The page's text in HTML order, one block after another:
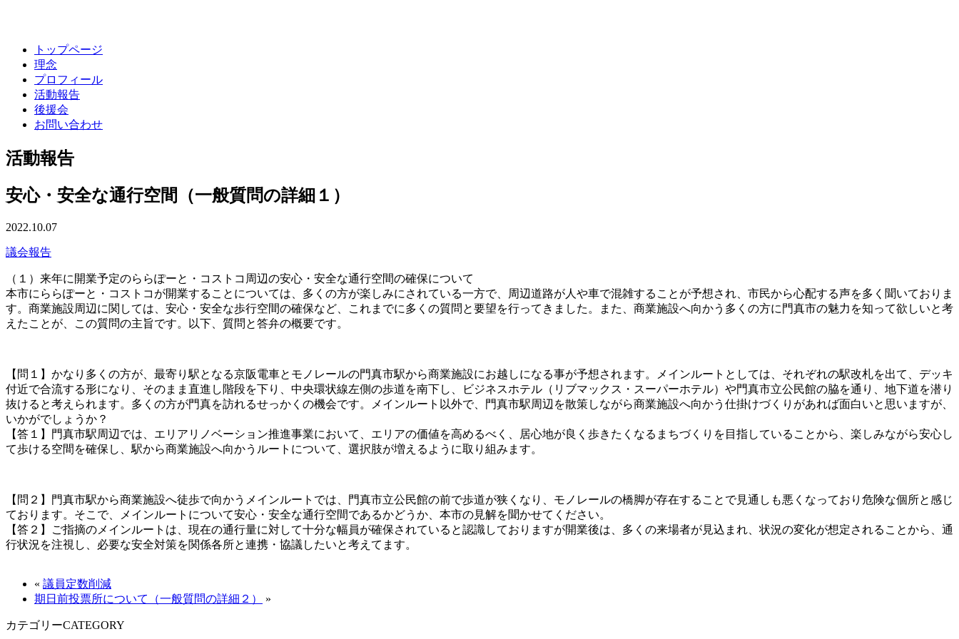
トップページ
理念
プロフィール
活動報告
後援会
お問い合わせ
活動報告
安心・安全な通行空間（一般質問の詳細１）
2022.10.07
議会報告
（１）来年に開業予定のららぽーと・コストコ周辺の安心・安全な通行空間の確保について
本市にららぽーと・コストコが開業することについては、多くの方が楽しみにされている一方で、周辺道路が人や車で混雑することが予想され、市民から心配する声を多く聞いておりま
す。商業施設周辺に関しては、安心・安全な歩行空間の確保など、これまでに多くの質問と要望を行ってきました。また、商業施設へ向かう多くの方に門真市の魅力を知って欲しいと考
えたことが、この質問の主旨です。以下、質問と答弁の概要です。
【問１】かなり多くの方が、最寄り駅となる京阪電車とモノレールの門真市駅から商業施設にお越しになる事が予想されます。メインルートとしては、それぞれの駅改札を出て、デッキ
付近で合流する形になり、そのまま直進し階段を下り、中央環状線左側の歩道を南下し、ビジネスホテル（リブマックス・スーパーホテル）や門真市立公民館の脇を通り、地下道を潜り
抜けると考えられます。多くの方が門真を訪れるせっかくの機会です。メインルート以外で、門真市駅周辺を散策しながら商業施設へ向かう仕掛けづくりがあれば面白いと思いますが、
いかがでしょうか？
【答１】門真市駅周辺では、エリアリノベーション推進事業において、エリアの価値を高めるべく、居心地が良く歩きたくなるまちづくりを目指していることから、楽しみながら安心し
て歩ける空間を確保し、駅から商業施設へ向かうルートについて、選択肢が増えるように取り組みます。
【問２】門真市駅から商業施設へ徒歩で向かうメインルートでは、門真市立公民館の前で歩道が狭くなり、モノレールの橋脚が存在することで見通しも悪くなっており危険な個所と感じ
ております。そこで、メインルートについて安心・安全な通行空間であるかどうか、本市の見解を聞かせてください。
【答２】ご指摘のメインルートは、現在の通行量に対して十分な幅員が確保されていると認識しておりますが開業後は、多くの来場者が見込まれ、状況の変化が想定されることから、通
行状況を注視し、必要な安全対策を関係各所と連携・協議したいと考えてます。
« 議員定数削減
期日前投票所について（一般質問の詳細２）
»
カテゴリーCATEGORY